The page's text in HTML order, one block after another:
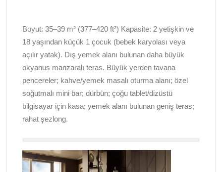
Boyut: 35–39 m² (377–420 ft²) Kapasite: 2 yetişkin ve
18 yaşından küçük 1 çocuk (bebek karyolası veya
açılır yatak). Dış yemek alanı bulunan daha büyük
okyanus manzaralı teras. Büyük yerden tavana
pencereler; kahve/yemek masalı oturma alanı; özel
soğutmalı mini bar; dürbün; çoğu tablet/dizüstü
bilgisayar için kasa; yemek alanı bulunan geniş teras;
rahat şezlong.